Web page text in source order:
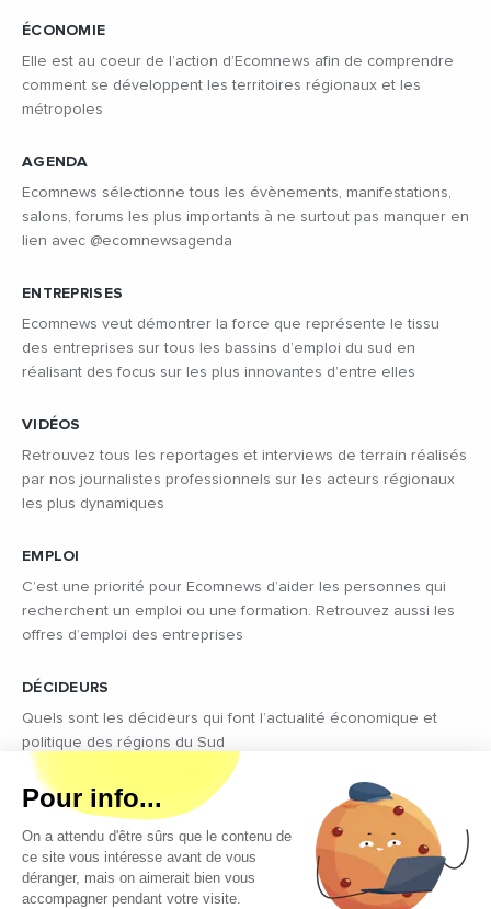
ÉCONOMIE
Elle est au coeur de l’action d’Ecomnews afin de comprendre
comment se développent les territoires régionaux et les
métropoles
AGENDA
Ecomnews sélectionne tous les évènements, manifestations,
salons, forums les plus importants à ne surtout pas manquer en
lien avec @ecomnewsagenda
ENTREPRISES
Ecomnews veut démontrer la force que représente le tissu
des entreprises sur tous les bassins d’emploi du sud en
réalisant des focus sur les plus innovantes d’entre elles
VIDÉOS
Retrouvez tous les reportages et interviews de terrain réalisés
par nos journalistes professionnels sur les acteurs régionaux
les plus dynamiques
EMPLOI
C’est une priorité pour Ecomnews d’aider les personnes qui
recherchent un emploi ou une formation. Retrouvez aussi les
offres d’emploi des entreprises
DÉCIDEURS
Quels sont les décideurs qui font l’actualité économique et
politique des régions du Sud
Copyright © 2026 - Tous droits réservés